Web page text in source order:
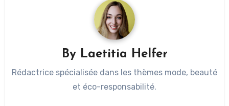
By Laetitia Helfer
Rédactrice spécialisée dans les thèmes mode, beauté
et éco-responsabilité.